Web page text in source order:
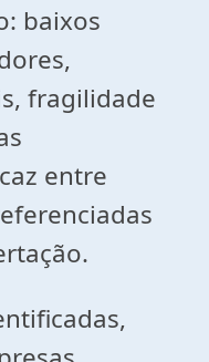
baixos
fragilidade
entre